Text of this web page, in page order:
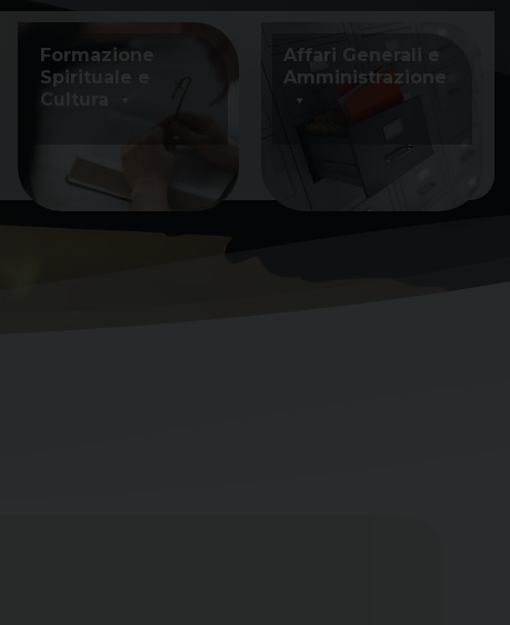
Formazione
Spirituale e
Cultura
Affari Generali e
Amministrazione